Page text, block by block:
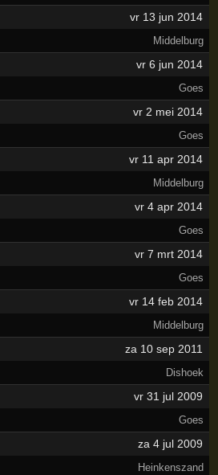
vr 13 jun 2014
Middelburg
vr 6 jun 2014
Goes
vr 2 mei 2014
Goes
vr 11 apr 2014
Middelburg
vr 4 apr 2014
Goes
vr 7 mrt 2014
Goes
vr 14 feb 2014
Middelburg
za 10 sep 2011
Dishoek
vr 31 jul 2009
Goes
za 4 jul 2009
Heinkenszand